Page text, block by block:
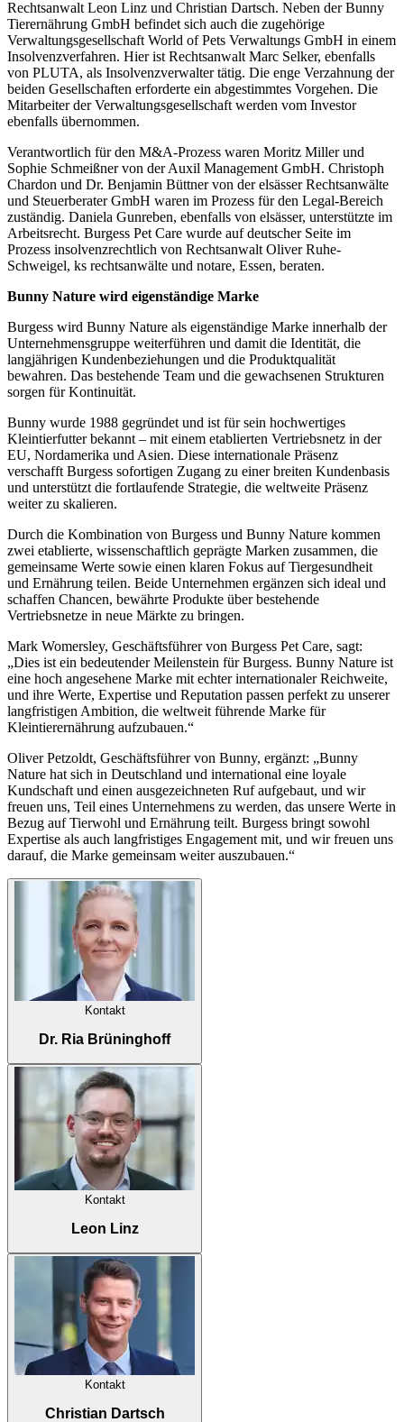
Rechtsanwalt Leon Linz und Christian Dartsch. Neben der Bunny
Tierernährung GmbH befindet sich auch die zugehörige
Verwaltungsgesellschaft World of Pets Verwaltungs GmbH in einem
Insolvenzverfahren. Hier ist Rechtsanwalt Marc Selker, ebenfalls
von PLUTA, als Insolvenzverwalter tätig. Die enge Verzahnung der
beiden Gesellschaften erforderte ein abgestimmtes Vorgehen. Die
Mitarbeiter der Verwaltungsgesellschaft werden vom Investor
ebenfalls übernommen.
Verantwortlich für den M&A-Prozess waren Moritz Miller und
Sophie Schmeißner von der Auxil Management GmbH. Christoph
Chardon und Dr. Benjamin Büttner von der elsässer Rechtsanwälte
und Steuerberater GmbH waren im Prozess für den Legal-Bereich
zuständig. Daniela Gunreben, ebenfalls von elsässer, unterstützte im
Arbeitsrecht. Burgess Pet Care wurde auf deutscher Seite im
Prozess insolvenzrechtlich von Rechtsanwalt Oliver Ruhe-
Schweigel, ks rechtsanwälte und notare, Essen, beraten.
Bunny Nature wird eigenständige Marke
Burgess wird Bunny Nature als eigenständige Marke innerhalb der
Unternehmensgruppe weiterführen und damit die Identität, die
langjährigen Kundenbeziehungen und die Produktqualität
bewahren. Das bestehende Team und die gewachsenen Strukturen
sorgen für Kontinuität.
Bunny wurde 1988 gegründet und ist für sein hochwertiges
Kleintierfutter bekannt – mit einem etablierten Vertriebsnetz in der
EU, Nordamerika und Asien. Diese internationale Präsenz
verschafft Burgess sofortigen Zugang zu einer breiten Kundenbasis
und unterstützt die fortlaufende Strategie, die weltweite Präsenz
weiter zu skalieren.
Durch die Kombination von Burgess und Bunny Nature kommen
zwei etablierte, wissenschaftlich geprägte Marken zusammen, die
gemeinsame Werte sowie einen klaren Fokus auf Tiergesundheit
und Ernährung teilen. Beide Unternehmen ergänzen sich ideal und
schaffen Chancen, bewährte Produkte über bestehende
Vertriebsnetze in neue Märkte zu bringen.
Mark Womersley, Geschäftsführer von Burgess Pet Care, sagt:
„Dies ist ein bedeutender Meilenstein für Burgess. Bunny Nature ist
eine hoch angesehene Marke mit echter internationaler Reichweite,
und ihre Werte, Expertise und Reputation passen perfekt zu unserer
langfristigen Ambition, die weltweit führende Marke für
Kleintierernährung aufzubauen.“
Oliver Petzoldt, Geschäftsführer von Bunny, ergänzt: „Bunny
Nature hat sich in Deutschland und international eine loyale
Kundschaft und einen ausgezeichneten Ruf aufgebaut, und wir
freuen uns, Teil eines Unternehmens zu werden, das unsere Werte in
Bezug auf Tierwohl und Ernährung teilt. Burgess bringt sowohl
Expertise als auch langfristiges Engagement mit, und wir freuen uns
darauf, die Marke gemeinsam weiter auszubauen.“
Kontakt
Dr. Ria Brüninghoff
Kontakt
Leon Linz
Kontakt
Christian Dartsch